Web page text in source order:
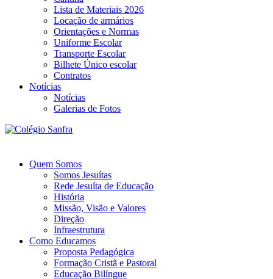
Lista de Materiais 2026
Locação de armários
Orientações e Normas
Uniforme Escolar
Transporte Escolar
Bilhete Único escolar
Contratos
Notícias
Notícias
Galerias de Fotos
Quem Somos
Somos Jesuítas
Rede Jesuíta de Educação
História
Missão, Visão e Valores
Direção
Infraestrutura
Como Educamos
Proposta Pedagógica
Formação Cristã e Pastoral
Educação Bilíngue